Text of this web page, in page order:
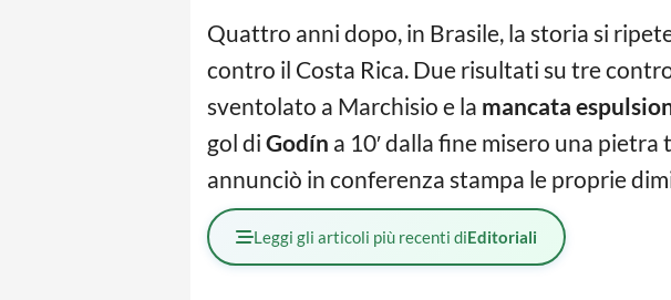
Quattro anni dopo, in Brasile, la storia si
contro il Costa Rica. Due risultati su tre
sventolato a Marchisio e la mancata
gol di Godín a 10′ dalla fine misero una
annunciò in conferenza stampa le proprie
Leggi gli articoli più recenti diEditoriali